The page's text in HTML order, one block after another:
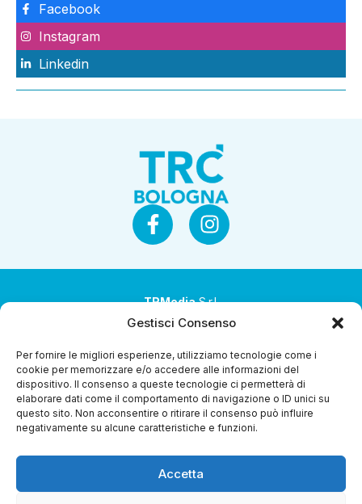
Gestisci Consenso
Per fornire le migliori esperienze, utilizziamo tecnologie come i
cookie per memorizzare e/o accedere alle informazioni del
dispositivo. Il consenso a queste tecnologie ci permetterà di
elaborare dati come il comportamento di navigazione o ID unici su
questo sito. Non acconsentire o ritirare il consenso può influire
negativamente su alcune caratteristiche e funzioni.
Accetta
Facebook
Instagram
Linkedin
TRMediaS.r.l.
Società a socio unico
Società sottoposta ad attività di direzione e
coordinamento da parte di Coop Alleanza 3.0 Soc. Coop.
Sede legale: via Ragazzi del ’99 nr. 51 42124 Reggio Emilia
(RE)
Capitale sociale € 1.040.000 i.v.